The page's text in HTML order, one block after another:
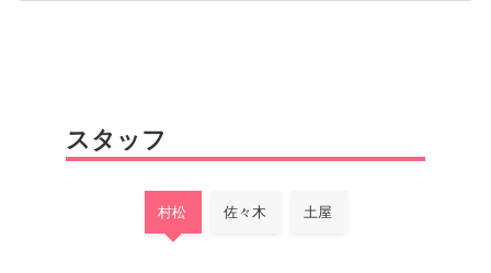
スタッフ
村松 佐々木 土屋